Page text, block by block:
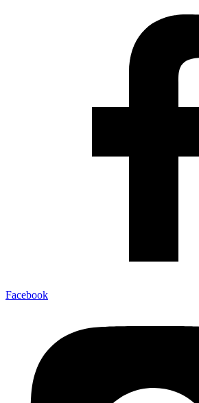
Facebook